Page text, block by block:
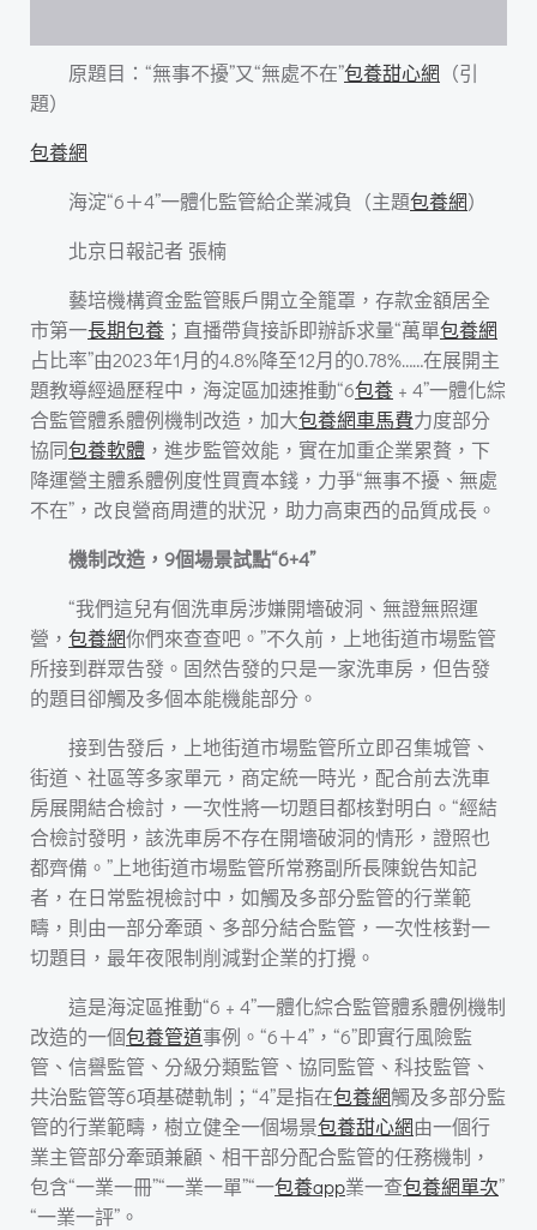
原題目：“無事不擾”又“無處不在”包養甜心網 （引
題）
包養網
海淀“6＋4”一體化監管給企業減負（主題包養網）
北京日報記者 張楠
藝培機構資金監管賬戶開立全籠罩，存款金額居全
市第一長期包養 ；直播帶貨接訴即辦訴求量“萬單包養網
占比率”由2023年1月的4.8%降至12月的0.78%……在展開主
題教導經過歷程中，海淀區加速推動“6包養 ﹢4”一體化綜
合監管體系體例機制改造，加大包養網車馬費力度部分
協同包養軟體 ，進步監管效能，實在加重企業累贅，下
降運營主體系體例度性買賣本錢，力爭“無事不擾、無處
不在”，改良營商周遭的狀況，助力高東西的品質成長。
機制改造，9個場景試點“6+4”
“我們這兒有個洗車房涉嫌開墻破洞、無證無照運
營， 包養網你們來查查吧。”不久前，上地街道市場監管
所接到群眾告發。固然告發的只是一家洗車房，但告發
的題目卻觸及多個本能機能部分。
接到告發后，上地街道市場監管所立即召集城管、
街道、社區等多家單元，商定統一時光，配合前去洗車
房展開結合檢討，一次性將一切題目都核對明白。“經結
合檢討發明，該洗車房不存在開墻破洞的情形，證照也
都齊備。”上地街道市場監管所常務副所長陳銳告知記
者，在日常監視檢討中，如觸及多部分監管的行業範
疇，則由一部分牽頭、多部分結合監管，一次性核對一
切題目，最年夜限制削減對企業的打攪。
這是海淀區推動“6﹢4”一體化綜合監管體系體例機制
改造的一個包養管道事例。“6＋4”，“6”即實行風險監
管、信譽監管、分級分類監管、協同監管、科技監管、
共治監管等6項基礎軌制；“4”是指在包養網觸及多部分監
管的行業範疇，樹立健全一個場景包養甜心網由一個行
業主管部分牽頭兼顧、相干部分配合監管的任務機制，
包含“一業一冊”“一業一單”“一包養app業一查包養網單次”
“一業一評”。